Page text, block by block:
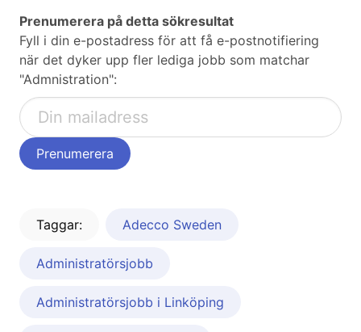
Prenumerera på detta sökresultat
Fyll i din e-postadress för att få e-postnotifiering
när det dyker upp fler lediga jobb som matchar
"Admnistration":
Taggar: Adecco Sweden
Administratörsjobb
Administratörsjobb i Linköping